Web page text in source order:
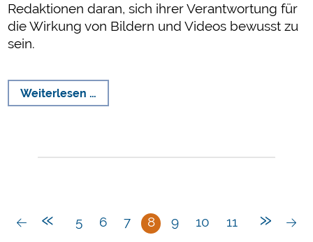
Redaktionen daran, sich ihrer Verantwortung für
die Wirkung von Bildern und Videos bewusst zu
sein.
Weiterlesen …
Vor
Opfer-
Videos
sorgfältig
« 5 6 7 8 9 10 11 »